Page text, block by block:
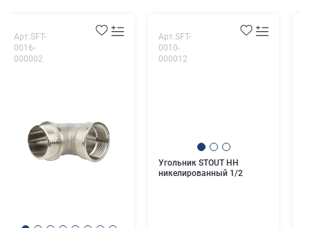
Арт.SFT-
0016-
000002
Арт.SFT-
0010-
000012
Угольник STOUT НН
никелированный 1/2